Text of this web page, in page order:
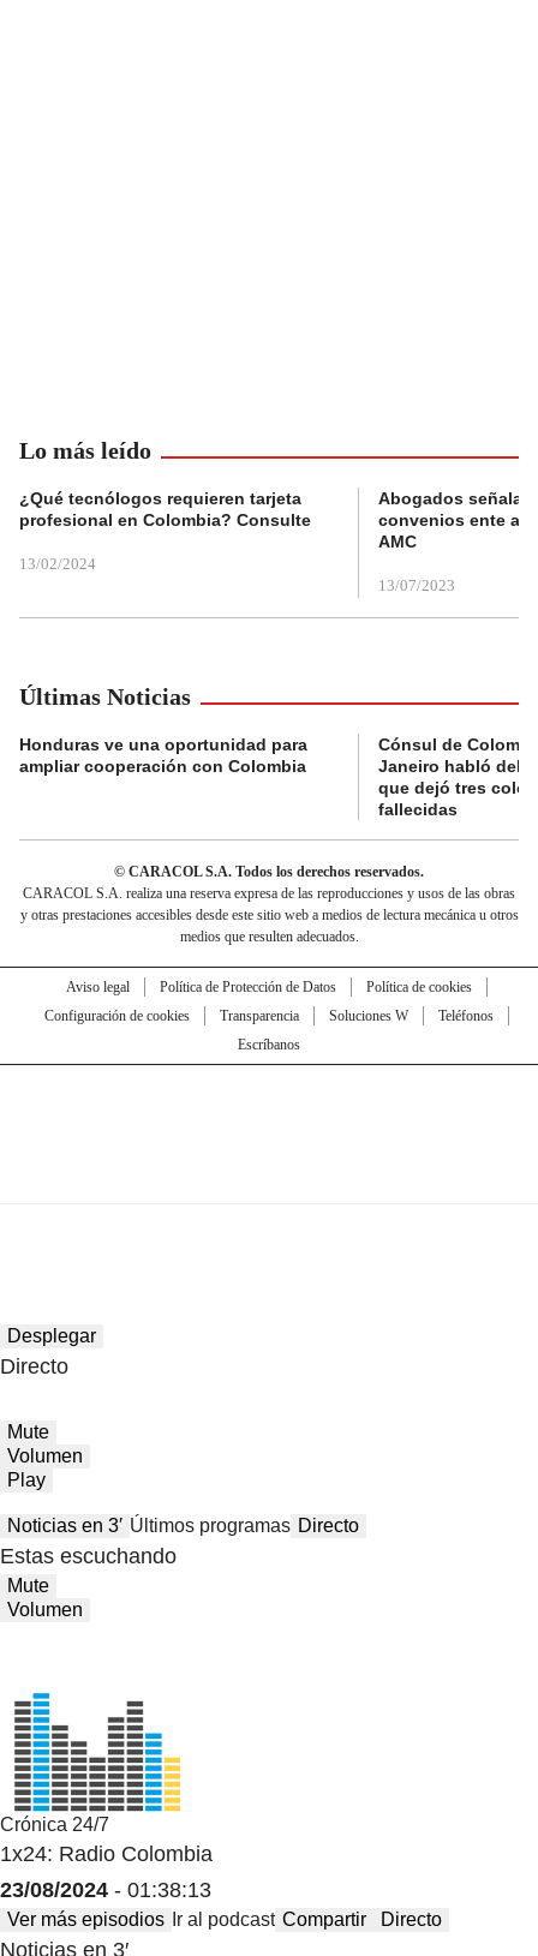
Lo más leído
¿Qué tecnólogos requieren tarjeta
profesional en Colombia? Consulte
13/02/2024
Abogados
convenios ente
AMC
13/07/2023
Últimas Noticias
Honduras ve una oportunidad para
ampliar cooperación con Colombia
Cónsul de
Janeiro habló del
que dejó tres
fallecidas
© CARACOL S.A. Todos los derechos reservados.
CARACOL S.A. realiza una reserva expresa de las reproducciones y usos de las obras
y otras prestaciones accesibles desde este sitio web a medios de lectura mecánica u otros
medios que resulten adecuados.
Aviso legal Política de Protección de Datos
Política de cookies
Configuración de cookies
Transparencia Soluciones W
Teléfonos
Escríbanos
Desplegar
Directo
Mute
Volumen
Play
Noticias en 3′ Últimos programas Directo
Estas escuchando
Mute
Volumen
Crónica 24/7
1x24: Radio Colombia
23/08/2024 - 01:38:13
Ver más episodios Ir al podcast Compartir Directo
Noticias en 3′